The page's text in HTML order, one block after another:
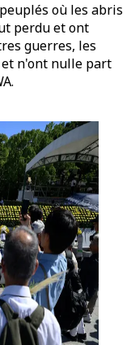
où les abris
perdu et ont
guerres, les
et n'ont nulle part